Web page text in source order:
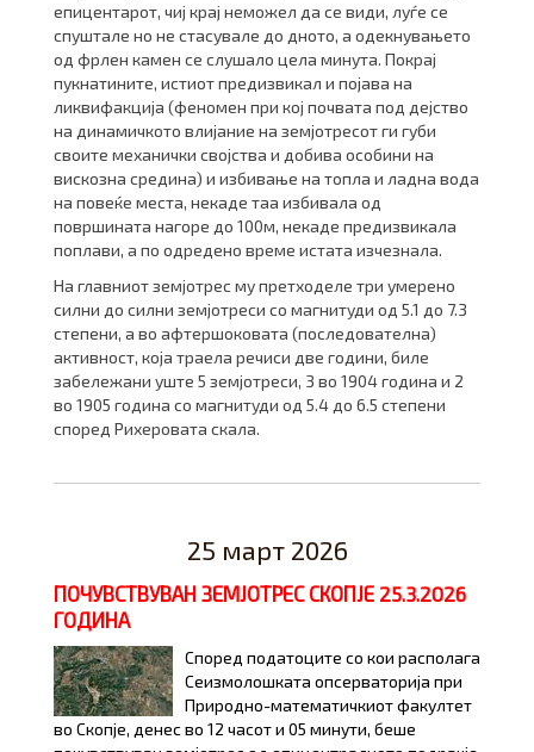
епицентарот, чиј крај неможел да се види, луѓе се
спуштале но не стасувале до дното, а одекнувањето
од фрлен камен се слушало цела минута. Покрај
пукнатините, истиот предизвикал и појава на
ликвифакција (феномен при кој почвата под дејство
на динамичкото влијание на земјотресот ги губи
своите механички својства и добива особини на
вискозна средина) и избивање на топла и ладна вода
на повеќе места, некаде таа избивала од
површината нагоре до 100м, некаде предизвикала
поплави, а по одредено време истата изчезнала.
На главниот земјотрес му претходеле три умерено
силни до силни земјотреси со магнитуди од 5.1 до 7.3
степени, а во афтершоковата (последователна)
активност, која траела речиси две години, биле
забележани уште 5 земјотреси, 3 во 1904 година и 2
во 1905 година со магнитуди од 5.4 до 6.5 степени
според Рихеровата скала.
25 март 2026
ПОЧУВСТВУВАН ЗЕМЈОТРЕС СКОПЈЕ 25.3.2026
ГОДИНА
Според податоците со кои располага
Сеизмолошката опсерваторија при
Природно-математичкиот факултет
во Скопје, денес во 12 часот и 05 минути, беше